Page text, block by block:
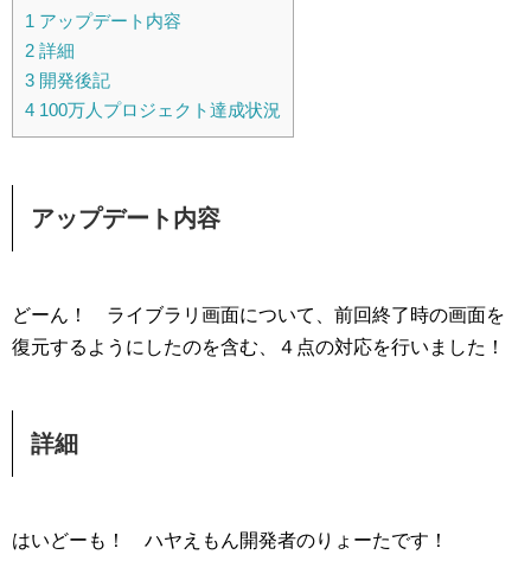
1 アップデート内容
2 詳細
3 開発後記
4 100万人プロジェクト達成状況
アップデート内容
どーん！ ライブラリ画面について、前回終了時の画面を
復元するようにしたのを含む、４点の対応を行いました！
詳細
はいどーも！ ハヤえもん開発者のりょーたです！